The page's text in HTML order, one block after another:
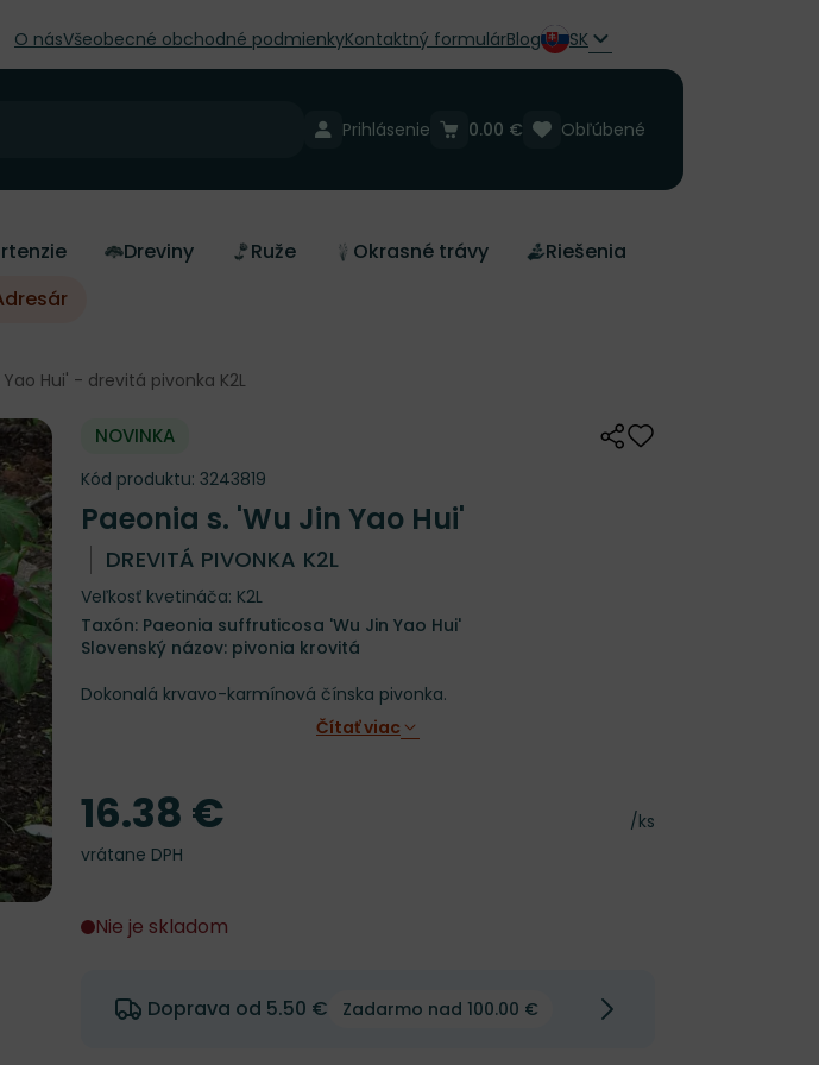
O násVšeobecné obchodné podmienkyKontaktný formulárBlog SK
Prihlásenie Obľúbené
0.00 €
Dreviny Ruže Okrasné trávy
Riešenia
Hui' - drevitá pivonka K2L
NOVINKA ZdieľaťOdober do
Kód produktu: 3243819
Paeonia s. 'Wu Jin Yao Hui'
DREVITÁ PIVONKA K2L
Veľkosť kvetináča: K2L
Taxón: Paeonia suffruticosa 'Wu Jin Yao Hui'
Slovenský názov: pivonia krovitá
Dokonalá krvavo-karmínová čínska pivonka.
Čítať viac
Cena za kus
/ks
Cena
16.38 €
vrátane DPH
Nie je skladom
Doprava od 5.50 € Zadarmo nad 100.00 €